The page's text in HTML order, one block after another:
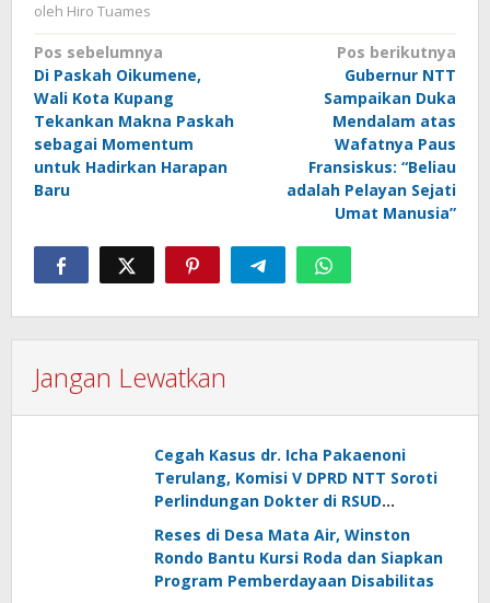
oleh Hiro Tuames
Navigasi
pos
Pos sebelumnya
Di Paskah Oikumene,
Wali Kota Kupang
Tekankan Makna Paskah
sebagai Momentum
untuk Hadirkan Harapan
Baru
Pos berikutnya
Gubernur NTT
Sampaikan Duka
Mendalam atas
Wafatnya Paus
Fransiskus: “Beliau
adalah Pelayan Sejati
Umat Manusia”
Jangan Lewatkan
Cegah Kasus dr. Icha Pakaenoni
Terulang, Komisi V DPRD NTT Soroti
Perlindungan Dokter di RSUD
Johannes Kupang
Reses di Desa Mata Air, Winston
Rondo Bantu Kursi Roda dan Siapkan
Program Pemberdayaan Disabilitas